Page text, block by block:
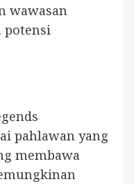
wawasan
potensi
pahlawan yang
membawa